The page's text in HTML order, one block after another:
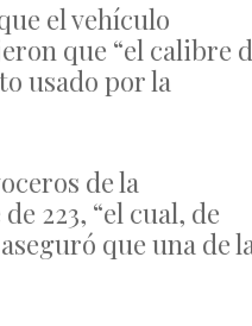
el vehículo
que “el calibre
usado por la
de la
223, “el cual, de
que una de